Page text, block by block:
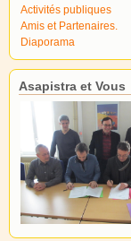
Activités publiques
Amis et Partenaires.
Diaporama
Asapistra et Vous